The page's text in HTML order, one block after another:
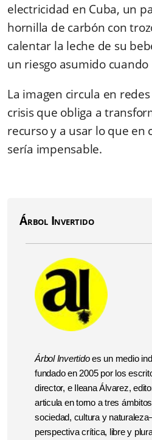
electricidad en Cuba, un
hornilla de carbón con
calentar la leche de su
un riesgo asumido
La imagen circula en
crisis que obliga a
recurso y a usar lo que
sería impensable.
Árbol Invertido
Árbol Invertidoes un medio
fundado en 2005 por los
director, e Ileana Álvarez,
articula en torno a tres
sociedad, cultura y
perspectiva crítica, libre y